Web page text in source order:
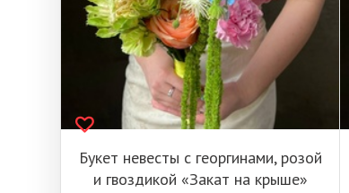
Букет невесты с георгинами, розой
и гвоздикой «Закат на крыше»